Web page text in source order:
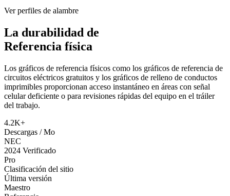
Ver perfiles de alambre
La durabilidad de
Referencia física
Los gráficos de referencia físicos como los gráficos de referencia de
circuitos eléctricos gratuitos y los gráficos de relleno de conductos
imprimibles proporcionan acceso instantáneo en áreas con señal
celular deficiente o para revisiones rápidas del equipo en el tráiler
del trabajo.
4.2K+
Descargas / Mo
NEC
2024 Verificado
Pro
Clasificación del sitio
Última versión
Maestro